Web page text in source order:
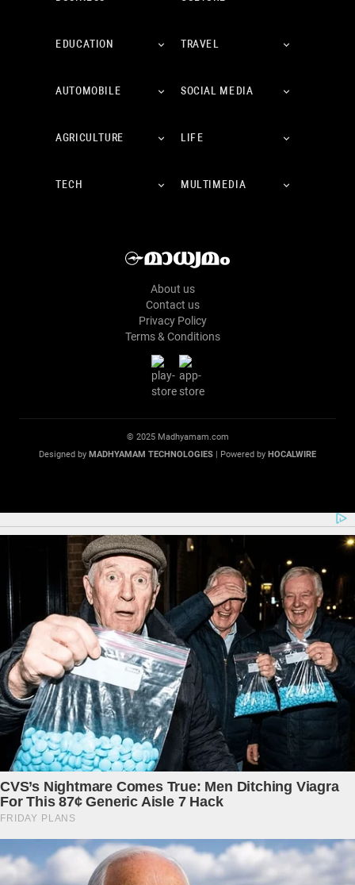
EDUCATION TRAVEL
AUTOMOBILE SOCIAL MEDIA
AGRICULTURE LIFE
TECH MULTIMEDIA
About us
Contact us
Privacy Policy
Terms & Conditions
© 2025 Madhyamam.com
Designed by MADHYAMAM TECHNOLOGIES | Powered by HOCALWIRE